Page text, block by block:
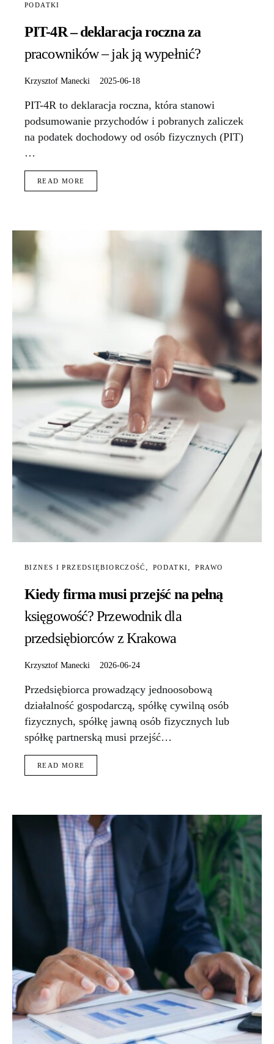
PODATKI
PIT-4R – deklaracja roczna za
pracowników – jak ją wypełnić?
Krzysztof Manecki 2025-06-18
PIT-4R to deklaracja roczna, która stanowi
podsumowanie przychodów i pobranych zaliczek
na podatek dochodowy od osób fizycznych (PIT)
…
READ MORE
BIZNES I PRZEDSIĘBIORCZOŚĆ PODATKI PRAWO
Kiedy firma musi przejść na pełną
księgowość? Przewodnik dla
przedsiębiorców z Krakowa
Krzysztof Manecki 2026-06-24
Przedsiębiorca prowadzący jednoosobową
działalność gospodarczą, spółkę cywilną osób
fizycznych, spółkę jawną osób fizycznych lub
spółkę partnerską musi przejść…
READ MORE